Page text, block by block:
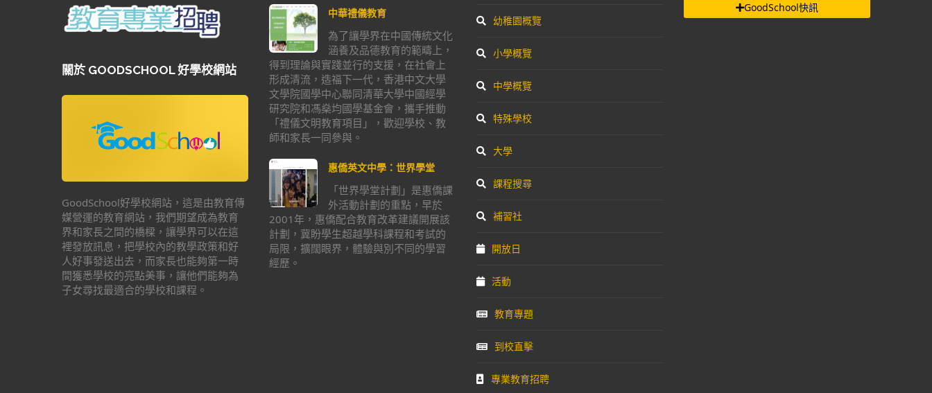
關於 GOODSCHOOL 好學校網站
GoodSchool好學校網站，這是由教育傳
媒營運的教育網站，我們期望成為教育
界和家長之間的橋樑，讓學界可以在這
裡發放訊息，把學校內的教學政策和好
人好事發送出去，而家長也能夠第一時
間獲悉學校的亮點美事，讓他們能夠為
子女尋找最適合的學校和課程。
中華禮儀教育
為了讓學界在中國傳統文化
涵養及品德教育的範疇上，
得到理論與實踐並行的支援，在社會上
形成清流，造福下一代，香港中文大學
文學院國學中心聯同清華大學中國經學
研究院和馮燊均國學基金會，攜手推動
「禮儀文明教育項目」，歡迎學校、教
師和家長一同參與。
惠僑英文中學：世界學堂
「世界學堂計劃」是惠僑課
外活動計劃的重點，早於
2001年，惠僑配合教育改革建議開展該
計劃，冀盼學生超越學科課程和考試的
局限，擴闊眼界，體驗與別不同的學習
經歷。
幼稚園概覽
小學概覽
中學概覽
特殊學校
大學
課程搜尋
補習社
開放日
活動
教育專題
到校直擊
專業教育招聘
GoodSchool快訊